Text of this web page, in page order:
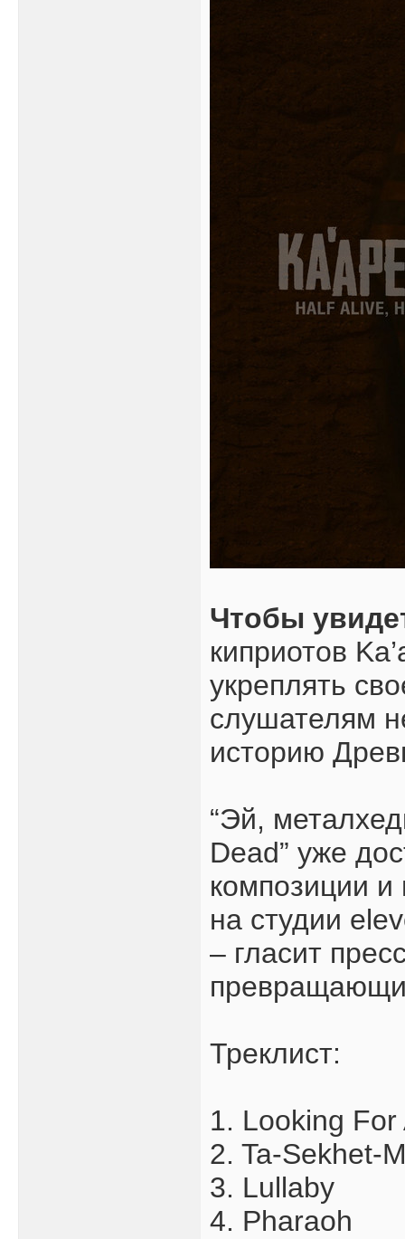
Чтобы
киприотов
укреплять
слушателям
историю
“Эй,
Dead” уже
композиции
на студии
– гласит
Треклист:
1. Looking For
2. Ta-Sekhet-
3. Lullaby
4. Pharaoh